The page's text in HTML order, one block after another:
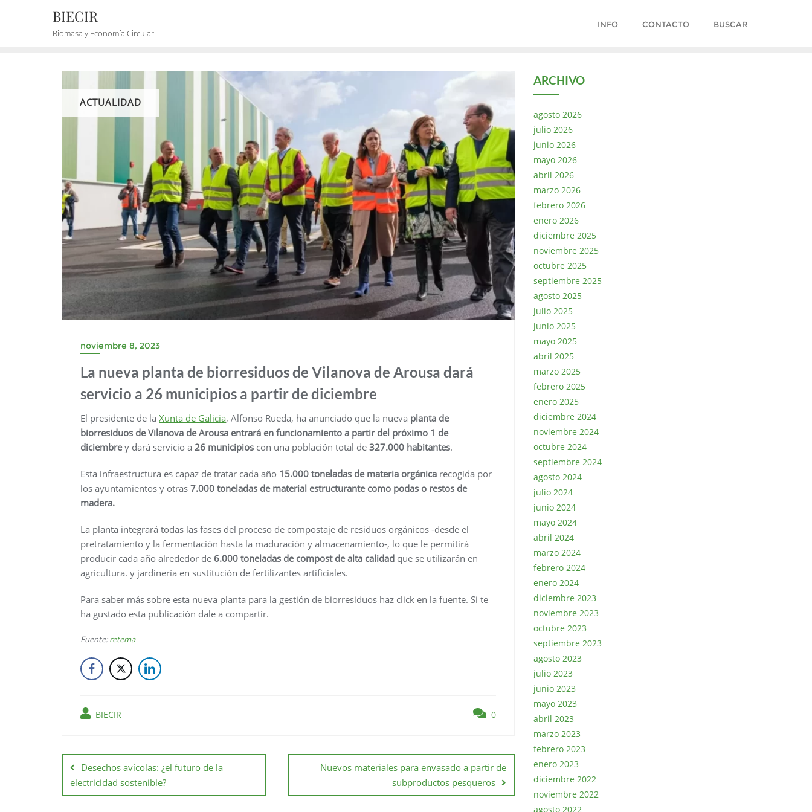
BIECIR
Biomasa y Economía Circular
INFO CONTACTO BUSCAR
ACTUALIDAD
noviembre 8, 2023
La nueva planta de biorresiduos de Vilanova de Arousa dará
servicio a 26 municipios a partir de diciembre
El presidente de la Xunta de Galicia, Alfonso Rueda, ha anunciado que la nueva planta de
biorresiduos de Vilanova de Arousa entrará en funcionamiento a partir del próximo 1 de
diciembrey dará servicio a 26 municipios con una población total de 327.000 habitantes.
Esta infraestructura es capaz de tratar cada año 15.000 toneladas de materia orgánica recogida por
los ayuntamientos y otras 7.000 toneladas de material estructurante como podas o restos de
madera.
La planta integrará todas las fases del proceso de compostaje de residuos orgánicos -desde el
pretratamiento y la fermentación hasta la maduración y almacenamiento-, lo que le permitirá
producir cada año alrededor de 6.000 toneladas de compost de alta calidad que se utilizarán en
agricultura. y jardinería en sustitución de fertilizantes artificiales.
Para saber más sobre esta nueva planta para la gestión de biorresiduos haz click en la fuente. Si te
ha gustado esta publicación dale a compartir.
Fuente:retema
BIECIR 0
Desechos avícolas: ¿el futuro de la
electricidad sostenible?
Nuevos materiales para envasado a partir de
subproductos pesqueros
ARCHIVO
agosto 2026
julio 2026
junio 2026
mayo 2026
abril 2026
marzo 2026
febrero 2026
enero 2026
diciembre 2025
noviembre 2025
octubre 2025
septiembre 2025
agosto 2025
julio 2025
junio 2025
mayo 2025
abril 2025
marzo 2025
febrero 2025
enero 2025
diciembre 2024
noviembre 2024
octubre 2024
septiembre 2024
agosto 2024
julio 2024
junio 2024
mayo 2024
abril 2024
marzo 2024
febrero 2024
enero 2024
diciembre 2023
noviembre 2023
octubre 2023
septiembre 2023
agosto 2023
julio 2023
junio 2023
mayo 2023
abril 2023
marzo 2023
febrero 2023
enero 2023
diciembre 2022
noviembre 2022
agosto 2022